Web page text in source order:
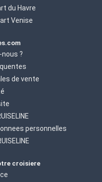
du Havre
Venise
?
de vente
personnelles
croisiere